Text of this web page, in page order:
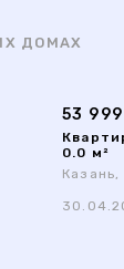
ДОМАХ
53
0.0 м²